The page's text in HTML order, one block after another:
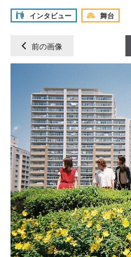
インタビュー
舞台
前の画像